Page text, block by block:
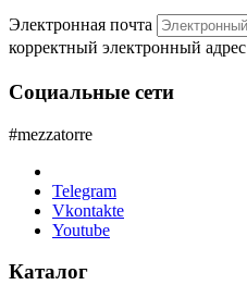
Электронная почта
корректный электронный адрес
Социальные сети
#mezzatorre
Telegram
Vkontakte
Youtube
Каталог